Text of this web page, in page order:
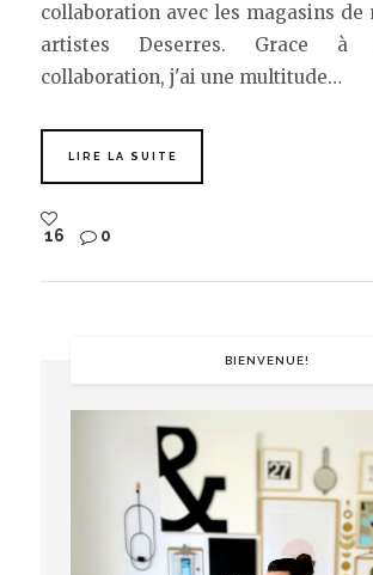
collaboration avec les magasins
artistes Deserres. Grace à
collaboration, j'ai une multitude…
LIRE LA SUITE
16 0
BIENVENUE!